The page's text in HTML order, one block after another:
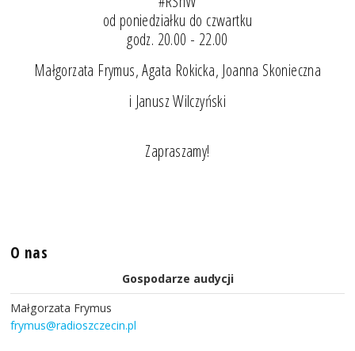
od poniedziałku do czwartku
godz. 20.00 - 22.00
Małgorzata Frymus, Agata Rokicka, Joanna Skonieczna
i Janusz Wilczyński
Zapraszamy!
O nas
Gospodarze audycji
Małgorzata Frymus
frymus@radioszczecin.pl